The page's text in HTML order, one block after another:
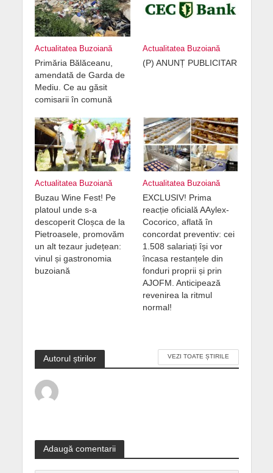
Actualitatea Buzoiană
Primăria Bălăceanu,
amendată de Garda de
Mediu. Ce au găsit
comisarii în comună
Actualitatea Buzoiană
(P) ANUNȚ PUBLICITAR
Actualitatea Buzoiană
Buzau Wine Fest! Pe
platoul unde s-a
descoperit Cloșca de la
Pietroasele, promovăm
un alt tezaur județean:
vinul și gastronomia
buzoiană
Actualitatea Buzoiană
EXCLUSIV! Prima
reacție oficială AAylex-
Cocorico, aflată în
concordat preventiv: cei
1.508 salariați își vor
încasa restanțele din
fonduri proprii și prin
AJOFM. Anticipează
revenirea la ritmul
normal!
Autorul știrilor VEZI TOATE ȘTIRILE
Adaugă comentarii